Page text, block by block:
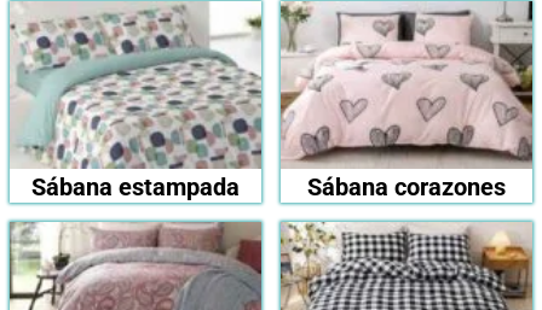
Sábana estampada Sábana corazones